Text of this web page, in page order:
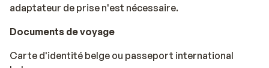
adaptateur de prise n'est nécessaire.
Documents de voyage
Carte d'identité belge ou passeport international